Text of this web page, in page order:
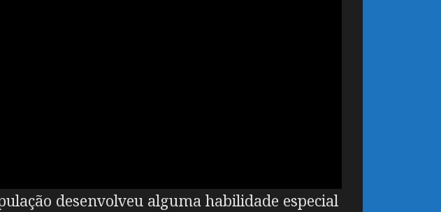
desenvolveu alguma habilidade especial